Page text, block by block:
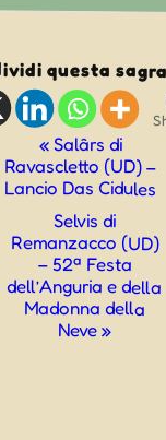
questa sagra
«Salârs di
Ravascletto (UD) –
Lancio Das Cidules
Selvis di
Remanzacco (UD)
– 52ª Festa
dell’Anguria e della
Madonna della
Neve»